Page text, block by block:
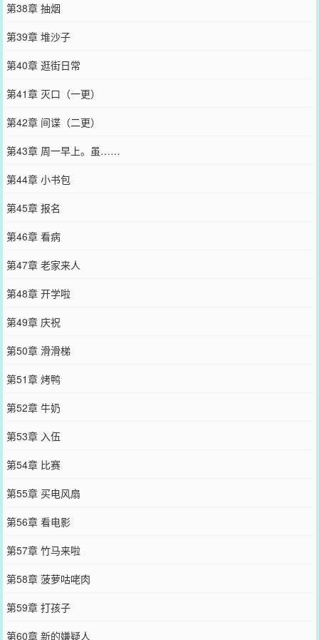
第38章 抽烟
第39章 堆沙子
第40章 逛街日常
第41章 灭口（一更）
第42章 间谍（二更）
第43章 周一早上。虽……
第44章 小书包
第45章 报名
第46章 看病
第47章 老家来人
第48章 开学啦
第49章 庆祝
第50章 滑滑梯
第51章 烤鸭
第52章 牛奶
第53章 入伍
第54章 比赛
第55章 买电风扇
第56章 看电影
第57章 竹马来啦
第58章 菠萝咕咾肉
第59章 打孩子
第60章 新的嫌疑人